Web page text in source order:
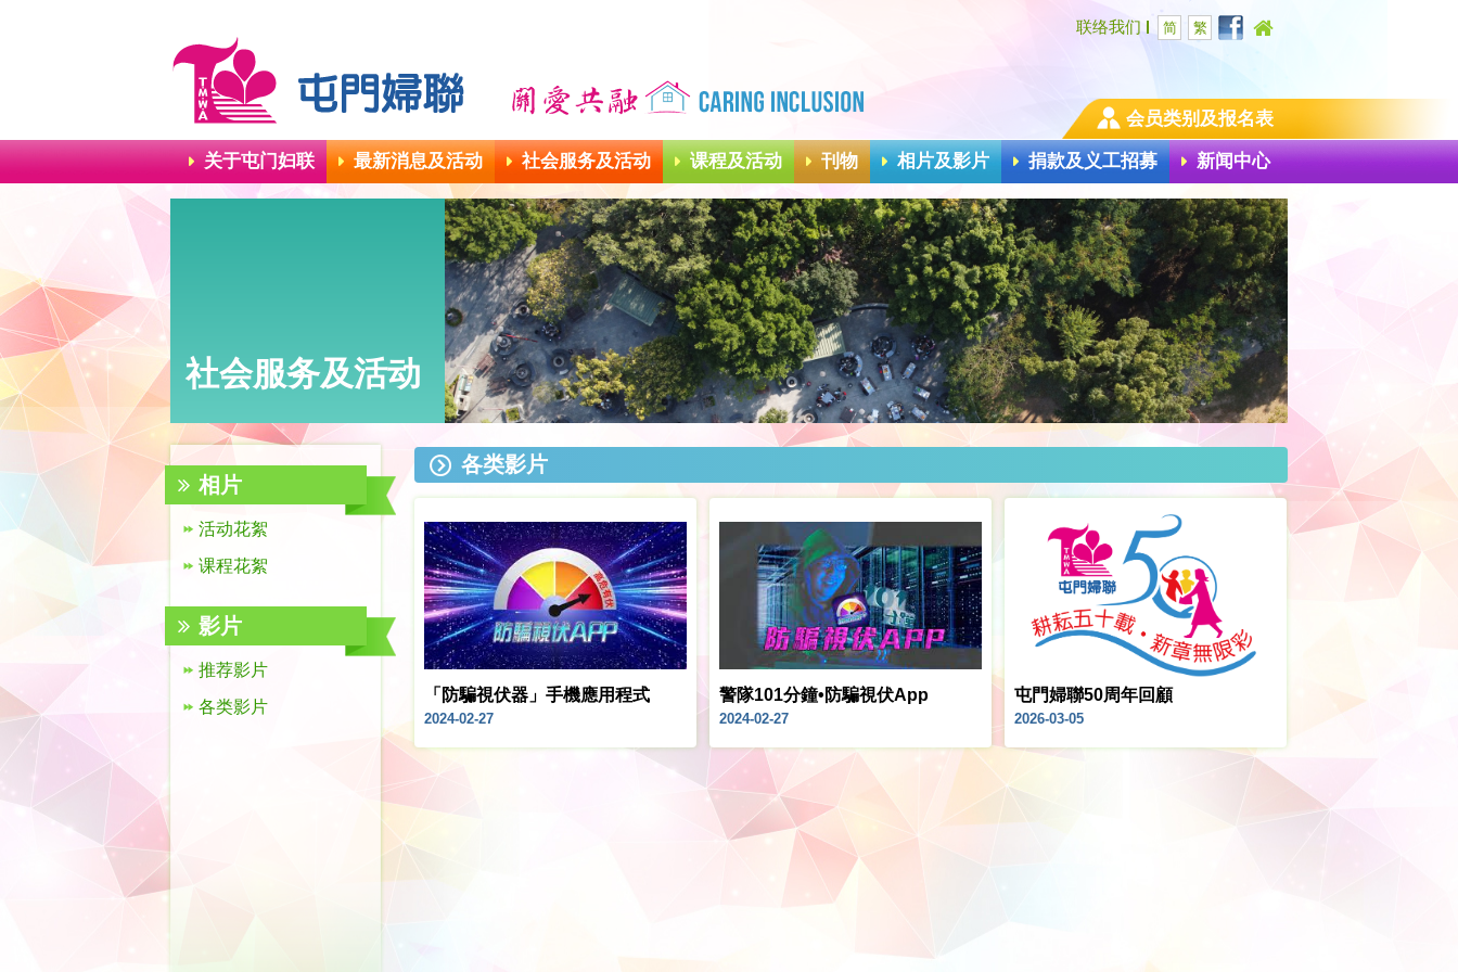
联络我们 简 繁
会员类别及报名表
关于屯门妇联 最新消息及活动 社会服务及活动 课程及活动 刊物 相片及影片 捐款及义工招募 新闻中心
社会服务及活动
相片
活动花絮
课程花絮
影片
推荐影片
各类影片
各类影片
「防騙視伏器」手機應用程式
2024-02-27
警隊101分鐘•防騙視伏App
2024-02-27
屯門婦聯50周年回顧
2026-03-05